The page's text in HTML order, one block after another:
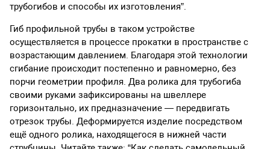
трубогибов и способы их изготовления”.
Гиб профильной трубы в таком устройстве
осуществляется в процессе прокатки в пространстве с
возрастающим давлением. Благодаря этой технологии
сгибание происходит постепенно и равномерно, без
порчи геометрии профиля. Два ролика для трубогиба
своими руками зафиксированы на швеллере
горизонтально, их предназначение — передвигать
отрезок трубы. Деформируется изделие посредством
ещё одного ролика, находящегося в нижней части